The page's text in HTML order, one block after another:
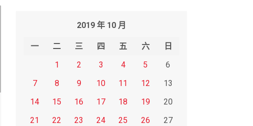
2019 年 10 月
一 二 三 四 五 六
日
1
2 3 4 5
6
7
8 9 10 11 12
13
14
15 16 17 18 19
20
21
22 23 24 25 26
27